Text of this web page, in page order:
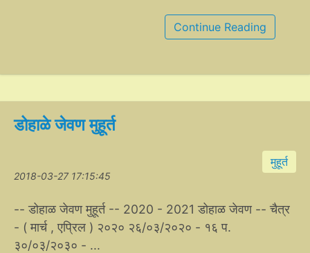
Continue Reading
डोहाळे जेवण मुहूर्त
मुहूर्त
2018-03-27 17:15:45
-- डोहाळ जेवण मुहूर्त -- 2020 - 2021 डोहाळ जेवण -- चैत्र
- ( मार्च , एप्रिल ) २०२० २६/०३/२०२० - १६ प.
३०/०३/२०३० - ...